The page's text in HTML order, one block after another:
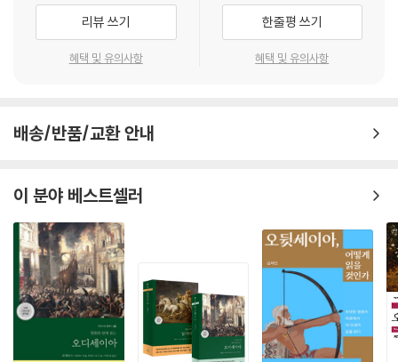
가난한 남자, 가난한 여자, 혹은 가난한 아이 앞에서 으스대거나 그들을 매
정하게 대해서는 절대로 안 돼. 만약 그들의 행실이 나쁘다면, 그들이 상냥
한 친구와 따뜻한 가정이 있고 더 나은 가르침을 받았더라면 더 나은 사람
자, 여기서 우리는 이러한 교훈을 배운단다. 우리는 우리에게 그 어떤 잘못
는 그들을 용서해야 해. 절대 그들을 증오하거나 그들에게 매정하게 굴면
안 된단다. 그래야 주님께서도 우리를 용서해 주실 거라는 희망을 품고 살
수 있잖니.
--- 「‘제5장’」 중에서
“십계명 중에 첫 번째는 우리 하나님은 하나뿐이라는 것이다. 따라서 너는
온 마음과 온 힘을 다해 ‘너의 하나님’을 사랑하라. 그리고 두 번째 계명도
첫 번째만큼이나 중요하다. 이웃을 네 몸처럼 사랑하라. 이 둘보다 더 중요
리뷰 쓰기
혜택 및 유의사항
한줄평 쓰기
혜택 및 유의사항
배송/반품/교환 안내
이 분야 베스트셀러